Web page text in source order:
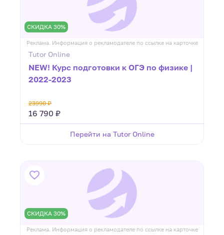
СКИДКА 30%
Реклама. Информация о рекламодателе по ссылке на карточке
Tutor Online
NEW! Курс подготовки к ОГЭ по физике |
2022-2023
23990 ₽
16 790 ₽
Перейти на Tutor Online
СКИДКА 30%
Реклама. Информация о рекламодателе по ссылке на карточке